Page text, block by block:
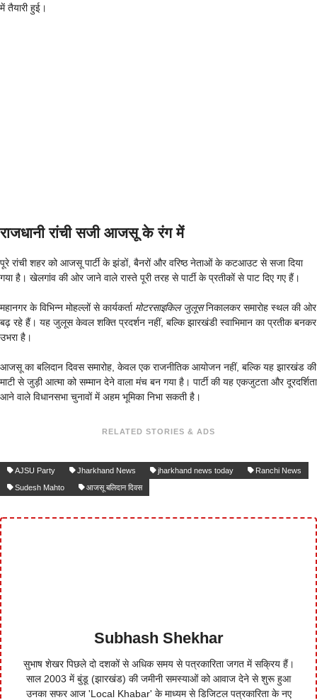
में तैयारी हुई।
राजधानी रांची सजी आजसू के रंग में
पूरे रांची शहर को आजसू पार्टी के झंडों, बैनरों और वरिष्ठ नेताओं के कटआउट से सजा दिया
गया है। खेलगांव की ओर जाने वाले रास्ते पूरी तरह से पार्टी के प्रतीकों से पाट दिए गए हैं।
महानगर के विभिन्न मोहल्लों से कार्यकर्ता मोटरसाइकिल जुलूसनिकालकर समारोह स्थल की ओर
बढ़ रहे हैं। यह जुलूस केवल शक्ति प्रदर्शन नहीं, बल्कि झारखंडी स्वाभिमान का प्रतीक बनकर
उभरा है।
आजसू का बलिदान दिवस समारोह, केवल एक राजनीतिक आयोजन नहीं, बल्कि यह झारखंड की
माटी से जुड़ी आत्मा को सम्मान देने वाला मंच बन गया है। पार्टी की यह एकजुटता और दूरदर्शिता
आने वाले विधानसभा चुनावों में अहम भूमिका निभा सकती है।
RELATED STORIES & ADS
AJSU Party Jharkhand News jharkhand news today
Ranchi News
Sudesh Mahto
आजसू बलिदान दिवस
Subhash Shekhar
सुभाष शेखर पिछले दो दशकों से अधिक समय से पत्रकारिता जगत में सक्रिय हैं।
साल 2003 में बुंडू (झारखंड) की जमीनी समस्याओं को आवाज देने से शुरू हुआ
उनका सफर आज 'Local Khabar' के माध्यम से डिजिटल पत्रकारिता के नए